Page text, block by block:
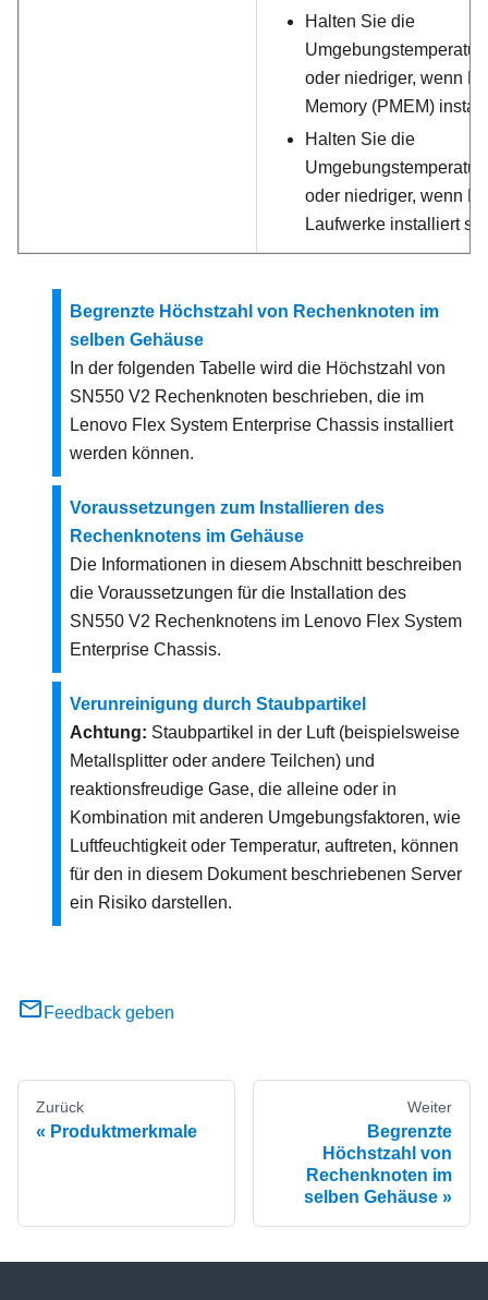
Halten Sie die
Umgebungstemperatur
oder niedriger, wenn
Memory (PMEM)
Halten Sie die
Umgebungstemperatur
oder niedriger, wenn
Laufwerke installiert
Begrenzte Höchstzahl von Rechenknoten im
selben Gehäuse
In der folgenden Tabelle wird die Höchstzahl von
SN550 V2 Rechenknoten beschrieben, die im
Lenovo Flex System Enterprise Chassis installiert
werden können.
Voraussetzungen zum Installieren des
Rechenknotens im Gehäuse
Die Informationen in diesem Abschnitt beschreiben
die Voraussetzungen für die Installation des
SN550 V2 Rechenknotens im Lenovo Flex System
Enterprise Chassis.
Verunreinigung durch Staubpartikel
Achtung: Staubpartikel in der Luft (beispielsweise
Metallsplitter oder andere Teilchen) und
reaktionsfreudige Gase, die alleine oder in
Kombination mit anderen Umgebungsfaktoren, wie
Luftfeuchtigkeit oder Temperatur, auftreten, können
für den in diesem Dokument beschriebenen Server
ein Risiko darstellen.
Feedback geben
Zurück
Produktmerkmale
Weiter
Begrenzte
Höchstzahl von
Rechenknoten im
selben Gehäuse